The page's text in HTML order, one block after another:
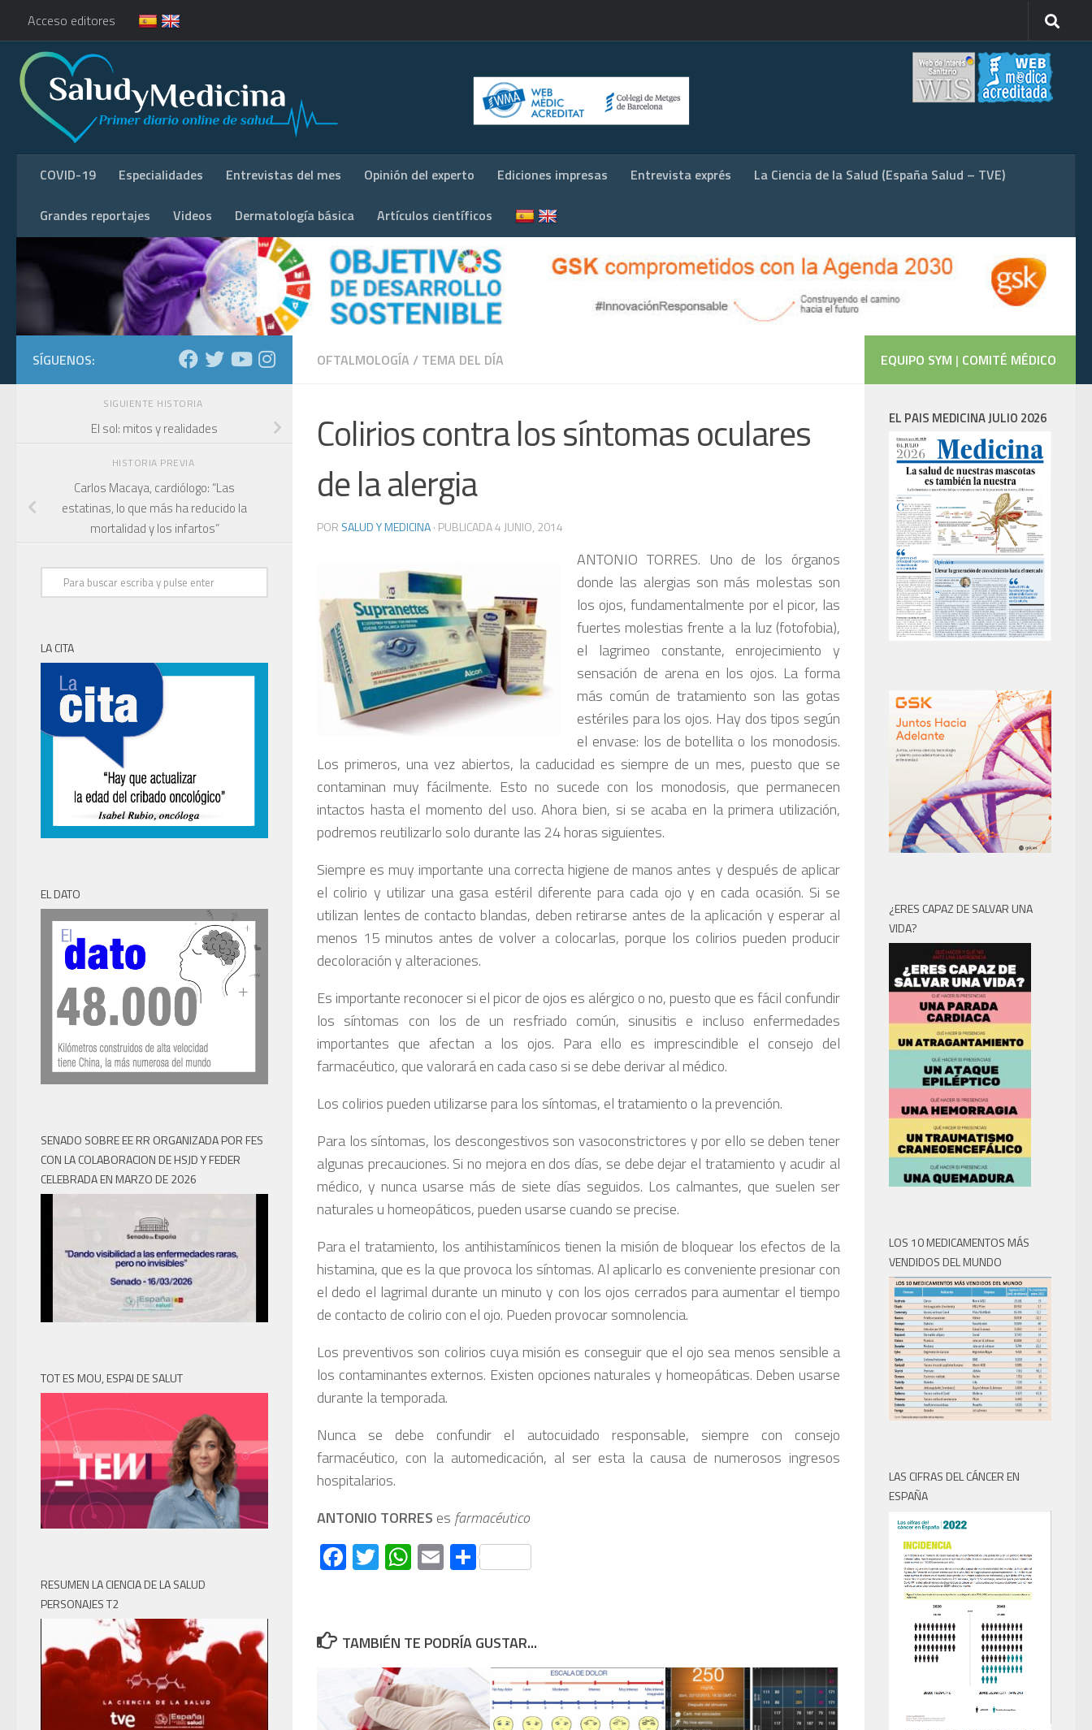
Acceso editores
COVID-19 Especialidades Entrevistas del mes Opinión del experto Ediciones impresas Entrevista exprés La Ciencia de la Salud (España Salud – TVE)
Grandes reportajes Videos Dermatología básica Artículos científicos
OFTALMOLOGÍA / TEMA DEL DÍA
Colirios contra los síntomas oculares
de la alergia
POR SALUD Y MEDICINA· PUBLICADA4 JUNIO, 2014
ANTONIO TORRES. Uno de los órganos
donde las alergias son más molestas son
los ojos, fundamentalmente por el picor, las
fuertes molestias frente a la luz (fotofobia),
el lagrimeo constante, enrojecimiento y
sensación de arena en los ojos. La forma
más común de tratamiento son las gotas
estériles para los ojos. Hay dos tipos según
el envase: los de botellita o los monodosis.
Los primeros, una vez abiertos, la caducidad es siempre de un mes, puesto que se
contaminan muy fácilmente. Esto no sucede con los monodosis, que permanecen
intactos hasta el momento del uso. Ahora bien, si se acaba en la primera utilización,
podremos reutilizarlo solo durante las 24 horas siguientes.
Siempre es muy importante una correcta higiene de manos antes y después de aplicar
el colirio y utilizar una gasa estéril diferente para cada ojo y en cada ocasión. Si se
utilizan lentes de contacto blandas, deben retirarse antes de la aplicación y esperar al
menos 15 minutos antes de volver a colocarlas, porque los colirios pueden producir
decoloración y alteraciones.
Es importante reconocer si el picor de ojos es alérgico o no, puesto que es fácil confundir
los síntomas con los de un resfriado común, sinusitis e incluso enfermedades
importantes que afectan a los ojos. Para ello es imprescindible el consejo del
farmacéutico, que valorará en cada caso si se debe derivar al médico.
Los colirios pueden utilizarse para los síntomas, el tratamiento o la prevención.
Para los síntomas, los descongestivos son vasoconstrictores y por ello se deben tener
algunas precauciones. Si no mejora en dos días, se debe dejar el tratamiento y acudir al
médico, y nunca usarse más de siete días seguidos. Los calmantes, que suelen ser
naturales u homeopáticos, pueden usarse cuando se precise.
Para el tratamiento, los antihistamínicos tienen la misión de bloquear los efectos de la
histamina, que es la que provoca los síntomas. Al aplicarlo es conveniente presionar con
el dedo el lagrimal durante un minuto y con los ojos cerrados para aumentar el tiempo
de contacto de colirio con el ojo. Pueden provocar somnolencia.
Los preventivos son colirios cuya misión es conseguir que el ojo sea menos sensible a
los contaminantes externos. Existen opciones naturales y homeopáticas. Deben usarse
durante la temporada.
Nunca se debe confundir el autocuidado responsable, siempre con consejo
farmacéutico, con la automedicación, al ser esta la causa de numerosos ingresos
hospitalarios.
ANTONIO TORRES es farmacéutico
Facebook
Twitter
WhatsApp
EmailCompartir
TAMBIÉN TE PODRÍA GUSTAR...
SÍGUENOS:
SIGUIENTE HISTORIA
El sol: mitos y realidades
HISTORIA PREVIA
Carlos Macaya, cardiólogo: “Las
estatinas, lo que más ha reducido la
mortalidad y los infartos”
LA CITA
EL DATO
SENADO SOBRE EE RR ORGANIZADA POR FES
CON LA COLABORACION DE HSJD Y FEDER
CELEBRADA EN MARZO DE 2026
TOT ES MOU, ESPAI DE SALUT
RESUMEN LA CIENCIA DE LA SALUD
PERSONAJES T2
EQUIPO SYM | COMITÉ MÉDICO
EL PAIS MEDICINA JULIO 2026
¿ERES CAPAZ DE SALVAR UNA
VIDA?
LOS 10 MEDICAMENTOS MÁS
VENDIDOS DEL MUNDO
LAS CIFRAS DEL CÁNCER EN
ESPAÑA